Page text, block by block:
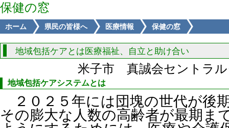
保健の窓
ホーム 県民の皆様へ 医療情報 保健の窓
地域包括ケアとは医療福祉、自立と助け合い
米子市 真誠会セントラ
地域包括ケアシステムとは
２０２５年には団塊の世代が後
その膨大な人数の高齢者が最期ま